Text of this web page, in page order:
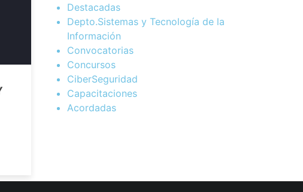
Destacadas
Depto.Sistemas y Tecnología de la
Información
Convocatorias
Concursos
CiberSeguridad
Capacitaciones
Acordadas